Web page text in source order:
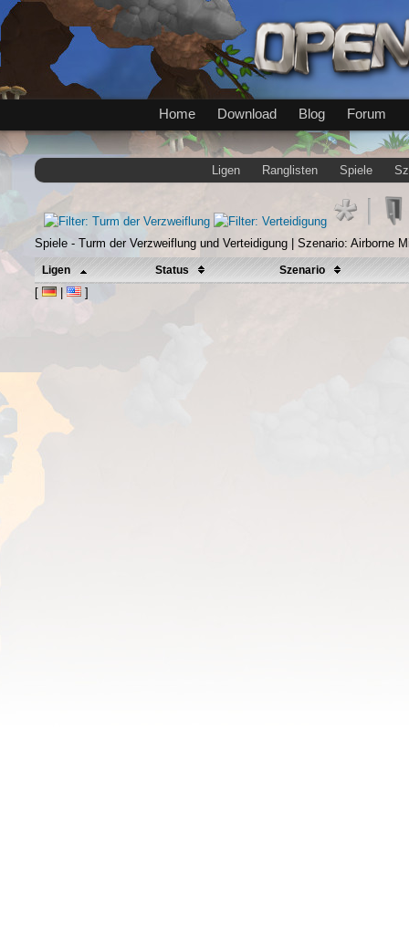
Home Download Blog Forum
Ligen Ranglisten Spiele
Spiele - Turm der Verzweiflung und Verteidigung | Szenario: Airborne
Ligen Status Szenario
[ | ]